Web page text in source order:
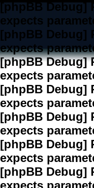
[phpBB Debug]
expects
[phpBB Debug]
expects
[phpBB Debug]
expects
[phpBB Debug]
expects
[phpBB Debug]
expects
[phpBB Debug]
expects
[phpBB Debug]
expects